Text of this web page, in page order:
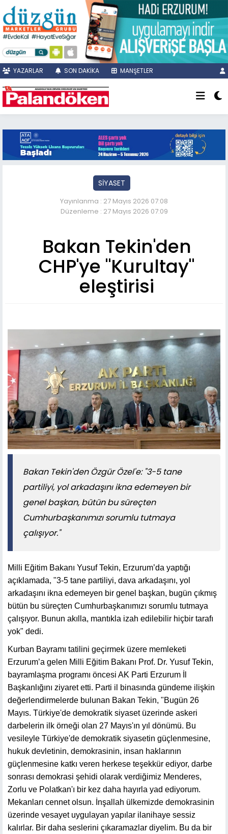
YAZARLAR SON DAKİKA MANŞETLER
SİYASET
Yayınlanma : 27 Mayıs 2026 07:08
Düzenleme : 27 Mayıs 2026 07:09
Bakan Tekin'den
CHP'ye "Kurultay"
eleştirisi
Bakan Tekin'den Özgür Özel'e: "3-5 tane
partiliyi, yol arkadaşını ikna edemeyen bir
genel başkan, bütün bu süreçten
Cumhurbaşkanımızı sorumlu tutmaya
çalışıyor."
Milli Eğitim Bakanı Yusuf Tekin, Erzurum’da yaptığı
açıklamada, "3-5 tane partiliyi, dava arkadaşını, yol
arkadaşını ikna edemeyen bir genel başkan, bugün çıkmış
bütün bu süreçten Cumhurbaşkanımızı sorumlu tutmaya
çalışıyor. Bunun akılla, mantıkla izah edilebilir hiçbir tarafı
yok" dedi.
Kurban Bayramı tatilini geçirmek üzere memleketi
Erzurum’a gelen Milli Eğitim Bakanı Prof. Dr. Yusuf Tekin,
bayramlaşma programı öncesi AK Parti Erzurum İl
Başkanlığını ziyaret etti. Parti il binasında gündeme ilişkin
değerlendirmelerde bulunan Bakan Tekin, "Bugün 26
Mayıs. Türkiye'de demokratik siyaset üzerinde askeri
darbelerin ilk örneği olan 27 Mayıs'ın yıl dönümü. Bu
vesileyle Türkiye'de demokratik siyasetin güçlenmesine,
hukuk devletinin, demokrasinin, insan haklarının
güçlenmesine katkı veren herkese teşekkür ediyor, darbe
sonrası demokrasi şehidi olarak verdiğimiz Menderes,
Zorlu ve Polatkan'ı bir kez daha hayırla yad ediyorum.
Mekanları cennet olsun. İnşallah ülkemizde demokrasinin
üzerinde vesayet uygulayan yapılar ilanihaye sessiz
kalırlar. Bir daha seslerini çıkaramazlar diyelim. Bu da bir